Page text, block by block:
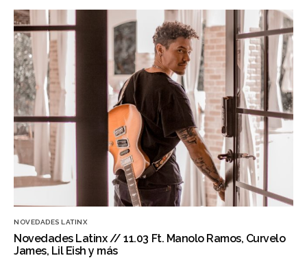
NOVEDADES LATINX
Novedades Latinx // 11.03 Ft. Manolo Ramos, Curvelo
James, Lil Eish y más